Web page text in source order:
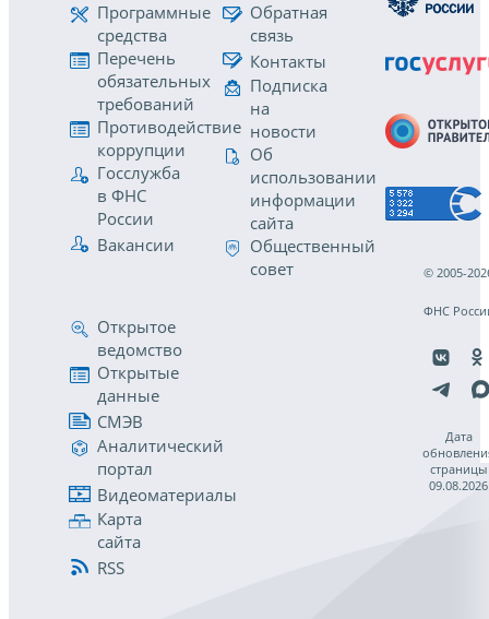
Программные
средства
Перечень
обязательных
требований
Противодействие
коррупции
Госслужба
в ФНС
России
Вакансии
Обратная
связь
Контакты
Подписка
на
новости
Об
использовании
информации
сайта
Общественный
совет
Открытое
ведомство
Открытые
данные
СМЭВ
Аналитический
портал
Видеоматериалы
Карта
сайта
RSS
© 2005-
ФНС
Дата
страницы
09.08.2026